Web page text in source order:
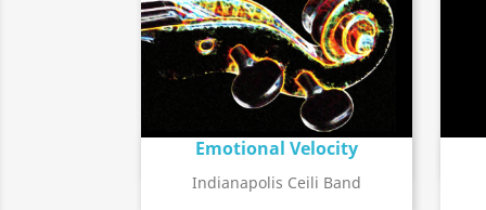
Emotional Velocity
Indianapolis Ceili Band
searchDétail de l'album